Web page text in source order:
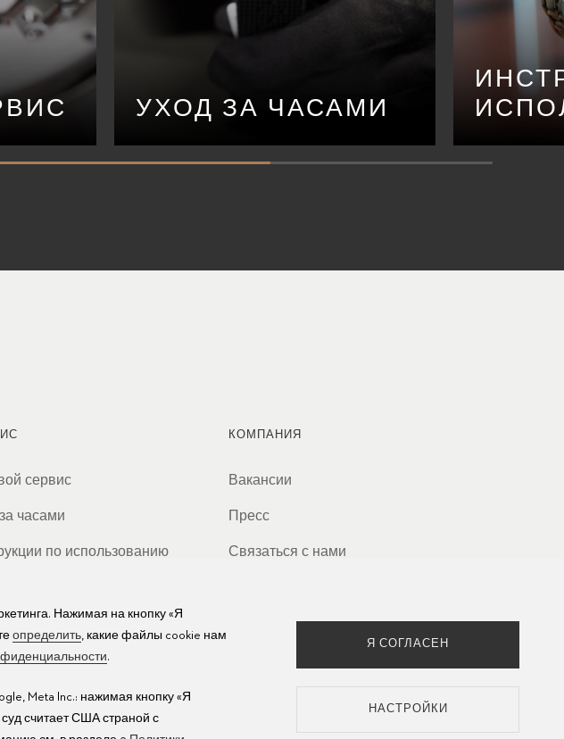
УХОД ЗА ЧАСАМИ
сервис
часами
по использованию
центры
КОМПАНИЯ
Вакансии
Пресс
Связаться с нами
Нажимая на кнопку «Я
определить, какие файлы cookie нам
.
Meta Inc.: нажимая кнопку «Я
считает США страной с
Я СОГЛАСЕН
НАСТРОЙКИ